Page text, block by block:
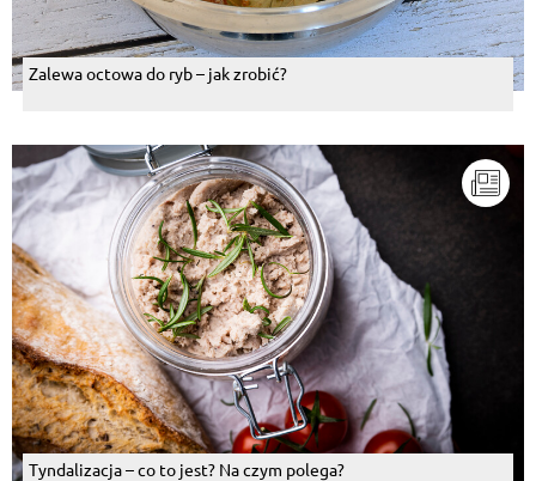
Zalewa octowa do ryb – jak zrobić?
Tyndalizacja – co to jest? Na czym polega?